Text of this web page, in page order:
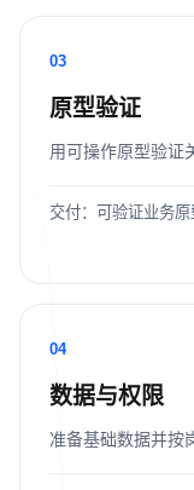
03
原型验证
用可操作原型验证
交付：可验证业务原
04
数据与权限
准备基础数据并按